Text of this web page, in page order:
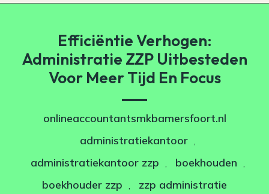
Efficiëntie Verhogen:
Administratie ZZP Uitbesteden
Voor Meer Tijd En Focus
onlineaccountantsmkbamersfoort.nl
administratiekantoor ,
administratiekantoor zzp , boekhouden ,
boekhouder zzp ,
zzp administratie